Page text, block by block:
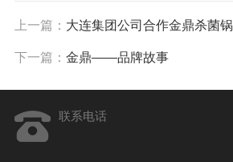
上一篇： 大连集团公司合作金鼎杀菌锅
下一篇： 金鼎——品牌故事
联系电话